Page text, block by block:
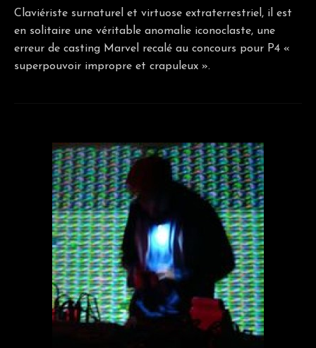
Claviériste surnaturel et virtuose extraterrestriel, il est
en solitaire une véritable anomalie iconoclaste, une
erreur de casting Marvel recalé au concours pour P4 «
superpouvoir impropre et crapuleux ».